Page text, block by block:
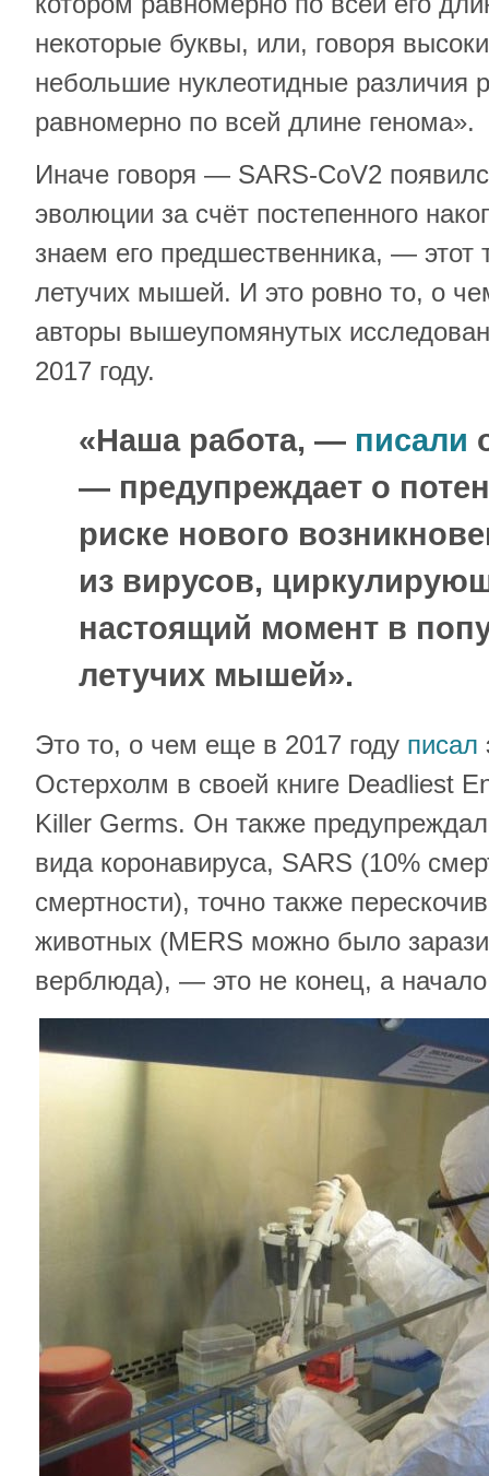
некоторые буквы, или, говоря
небольшие нуклеотидные различия
равномерно по всей длине генома».
Иначе говоря — SARS-CoV2
эволюции за счёт постепенного
знаем его предшественника, — этот
летучих мышей. И это ровно то, о
авторы вышеупомянутых
2017 году.
«Наша работа, — писали
— предупреждает о
риске нового
из вирусов,
настоящий момент в
летучих мышей».
Это то, о чем еще в 2017 году писал
Остерхолм в своей книге Deadliest
Killer Germs. Он также
вида коронавируса, SARS (10%
смертности), точно также
животных (MERS можно было
верблюда), — это не конец, а